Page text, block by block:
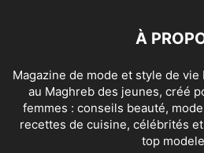
À
Magazine de mode et style de
au Maghreb des jeunes, créé
femmes : conseils beauté,
recettes de cuisine, célébrités
top